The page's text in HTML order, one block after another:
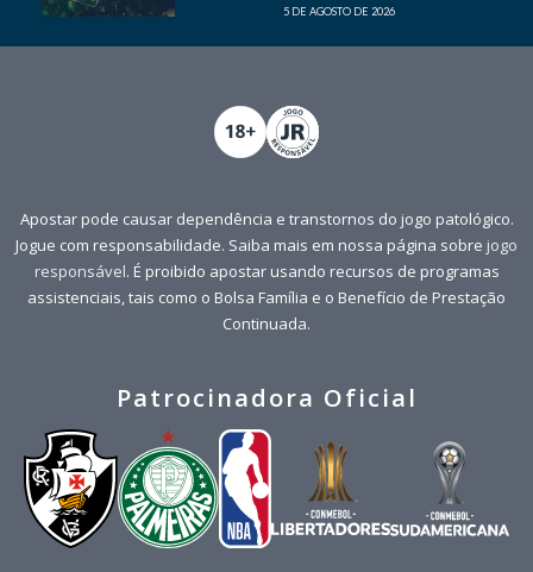
5 DE AGOSTO DE 2026
Apostar pode causar dependência e transtornos do jogo patológico.
Jogue com responsabilidade. Saiba mais em nossa página sobre jogo
responsável. É proibido apostar usando recursos de programas
assistenciais, tais como o Bolsa Família e o Benefício de Prestação
Continuada.
Patrocinadora Oficial